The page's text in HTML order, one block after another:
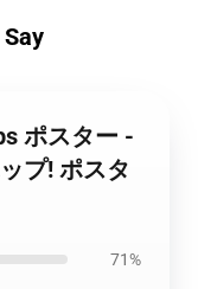
ポスター -
プ! ポスタ
71%